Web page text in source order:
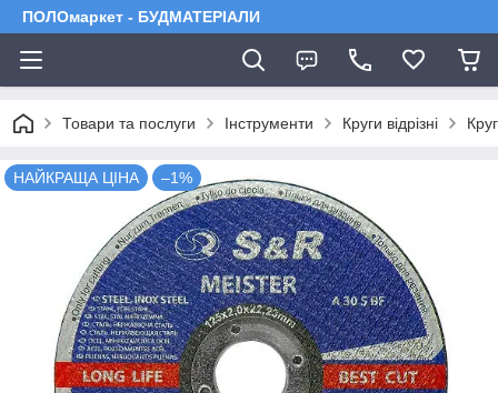
ПОЛОмаркет - БУДМАТЕРІАЛИ
Товари та послуги Інструменти Круги відрізні
НАЙКРАЩА ЦІНА –1%